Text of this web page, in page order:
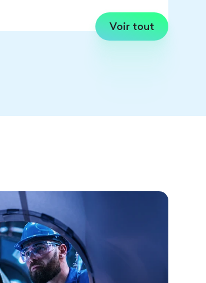
Voir tout